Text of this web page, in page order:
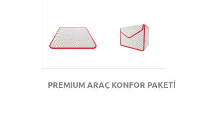
PREMIUM ARAÇ KONFOR PAKETİ